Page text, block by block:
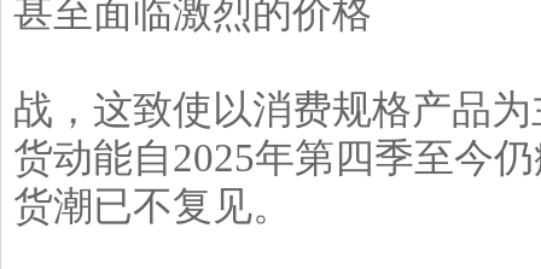
甚至面临激烈的价格
战，这致使以消费规格产品
货动能自2025年第四季至今
货潮已不复见。